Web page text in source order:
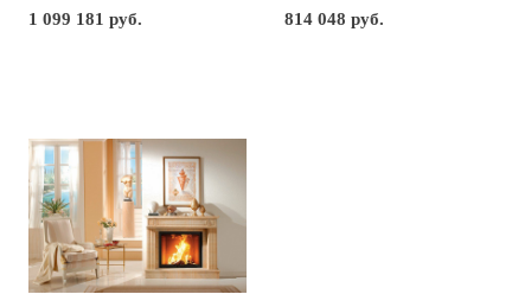
1 099 181 руб. 814 048 руб.